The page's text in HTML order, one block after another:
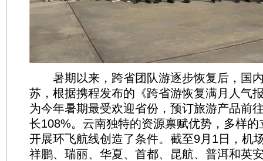
暑期以来，跨省团队游逐步恢复后，国
苏，根据携程发布的《跨省游恢复满月人气
为今年暑期最受欢迎省份，预订旅游产品前
长108%。云南独特的资源禀赋优势，多样
开展环飞航线创造了条件。截至9月1日，机
祥鹏、瑞丽、华夏、首都、昆航、普洱和英